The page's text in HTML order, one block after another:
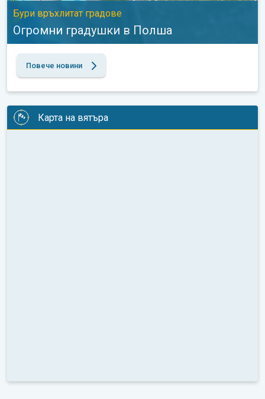
Бури връхлитат градове
Огромни градушки в Полша
Повече новини
Карта на вятъра